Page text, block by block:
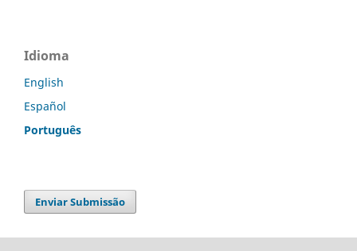
Idioma
English
Español
Português
Enviar Submissão